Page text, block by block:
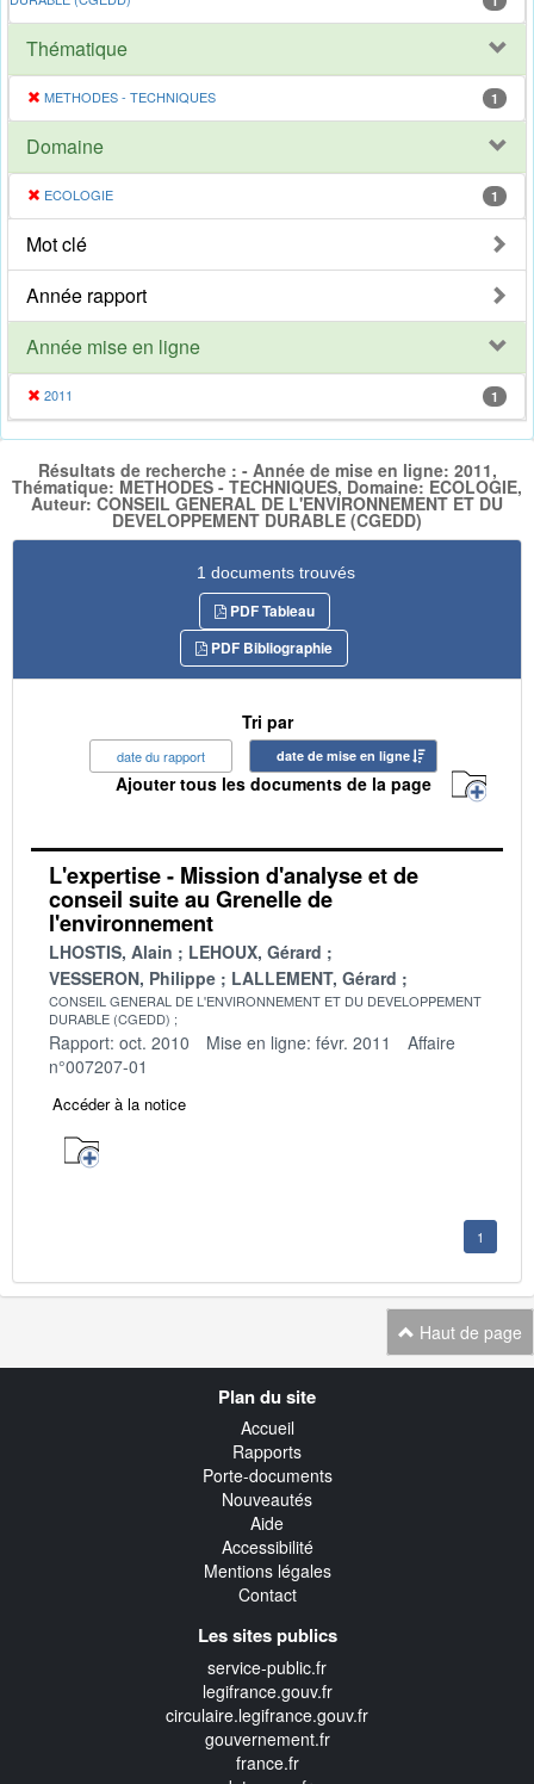
Thématique
METHODES - TECHNIQUES 1
Domaine
ECOLOGIE 1
Mot clé
Année rapport
Année mise en ligne
2011 1
Résultats de recherche : - Année de mise en ligne: 2011,
Thématique: METHODES - TECHNIQUES, Domaine: ECOLOGIE,
Auteur: CONSEIL GENERAL DE L'ENVIRONNEMENT ET DU
DEVELOPPEMENT DURABLE (CGEDD)
1 documents trouvés
PDF Tableau
PDF Bibliographie
Tri par
date du rapport date de mise en ligne
Ajouter tous les documents de la page
L'expertise - Mission d'analyse et de
conseil suite au Grenelle de
l'environnement
LHOSTIS, Alain
LEHOUX, Gérard
VESSERON, Philippe
LALLEMENT, Gérard
CONSEIL GENERAL DE L'ENVIRONNEMENT ET DU DEVELOPPEMENT
DURABLE (CGEDD)
Rapport: oct. 2010 Mise en ligne: févr. 2011
Affaire
n°007207-01
Accéder à la notice
1
Haut de page
Plan du site
Accueil
Rapports
Porte-documents
Nouveautés
Aide
Accessibilité
Mentions légales
Contact
Les sites publics
service-public.fr
legifrance.gouv.fr
circulaire.legifrance.gouv.fr
gouvernement.fr
france.fr